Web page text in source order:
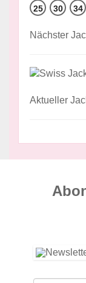
25 30 34
Nächster
Aktueller